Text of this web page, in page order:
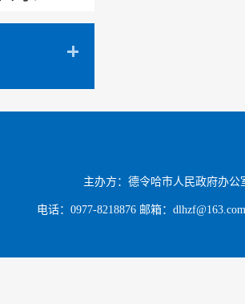
主办方：德令哈市人民政府办
电话：0977-8218876 邮箱：